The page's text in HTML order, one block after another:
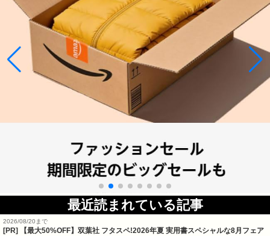
最近読まれている記事
2026/08/20まで
[PR]
【最大50%OFF】双葉社 フタスペ!2026年夏 実用書スペシャルな8月フェア